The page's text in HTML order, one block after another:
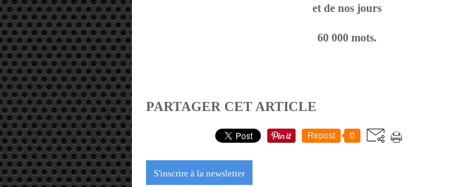
et de nos jours
60 000 mots.
PARTAGER CET ARTICLE
Repost 0
S'inscrire à la newsletter